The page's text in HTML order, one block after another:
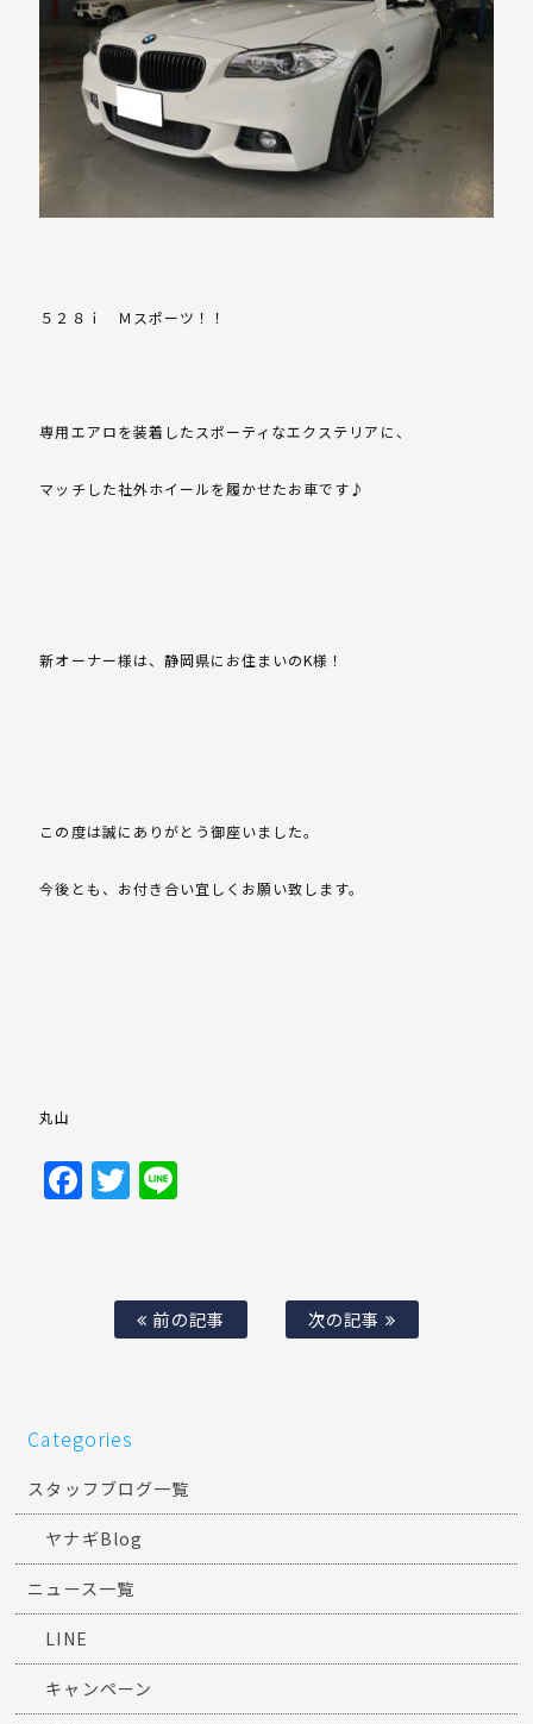
５２８ｉ Ｍスポーツ！！
専用エアロを装着したスポーティなエクステリアに、
マッチした社外ホイールを履かせたお車です♪
新オーナー様は、静岡県にお住まいのK様！
この度は誠にありがとう御座いました。
今後とも、お付き合い宜しくお願い致します。
丸山
Facebook
Twitter
前の記事 次の記事
Categories
スタッフブログ一覧
ヤナギBlog
ニュース一覧
LINE
キャンペーン